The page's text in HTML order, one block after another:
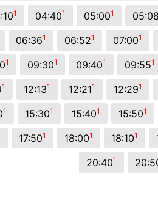
Ltda. Todos os direitos
1 04:401 05:001 05:08
06:361 06:521 07:001
1 09:301 09:401 09:551
1 12:131 12:211 12:291
1 15:301 15:401 15:501
17:501 18:001 18:101
20:401